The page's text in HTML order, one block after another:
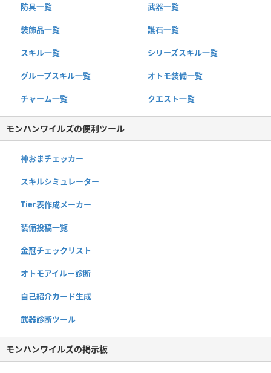
防具一覧 武器一覧
装飾品一覧 護石一覧
スキル一覧 シリーズスキル一覧
グループスキル一覧 オトモ装備一覧
チャーム一覧 クエスト一覧
モンハンワイルズの便利ツール
神おまチェッカー
スキルシミュレーター
Tier表作成メーカー
装備投稿一覧
金冠チェックリスト
オトモアイルー診断
自己紹介カード生成
武器診断ツール
モンハンワイルズの掲示板